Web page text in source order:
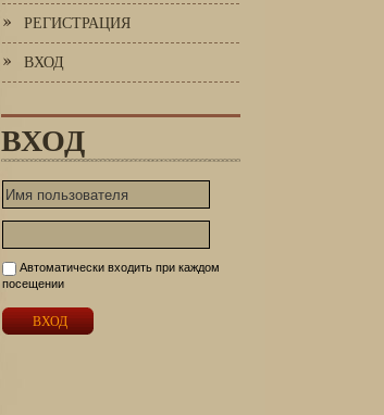
РЕГИСТРАЦИЯ
ВХОД
ВХОД
Автоматически входить при каждом
посещении